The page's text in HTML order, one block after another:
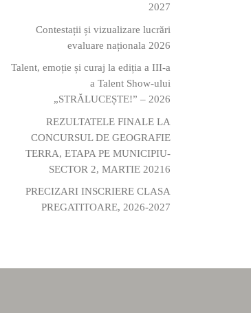
2027
Contestații și vizualizare lucrări
evaluare naționala 2026
Talent, emoție și curaj la ediția a III-a
a Talent Show-ului
„STRĂLUCEȘTE!” – 2026
REZULTATELE FINALE LA
CONCURSUL DE GEOGRAFIE
TERRA, ETAPA PE MUNICIPIU-
SECTOR 2, MARTIE 20216
PRECIZARI INSCRIERE CLASA
PREGATITOARE, 2026-2027